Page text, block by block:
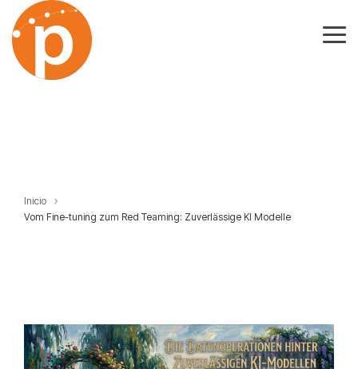
Skip
the
main
content.
Inicio
Vom Fine-tuning zum Red Teaming: Zuverlässige KI Modelle